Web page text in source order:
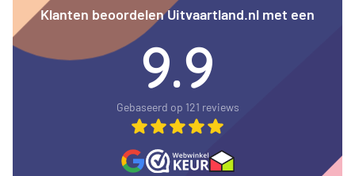
Klanten beoordelen Uitvaartland.nl met een
9.9
Gebaseerd op 121 reviews